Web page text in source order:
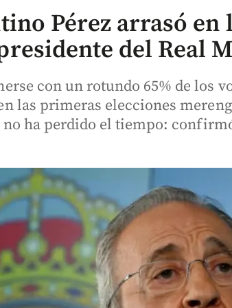
Pérez arrasó en
del Real
con un rotundo 65% de los
las primeras elecciones
ha perdido el tiempo: